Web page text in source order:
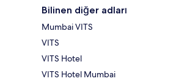
Bilinen diğer adları
Mumbai VITS
VITS
VITS Hotel
VITS Hotel Mumbai